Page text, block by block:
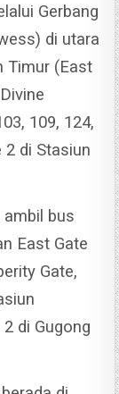
Gerbang
di utara
Timur (East
109, 124,
2 di Stasiun
ambil bus
East Gate
Gate,
di Gugong